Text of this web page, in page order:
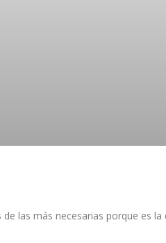
las más necesarias porque es la